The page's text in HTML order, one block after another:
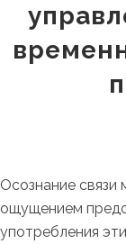
Осознание
ощущением
употребления